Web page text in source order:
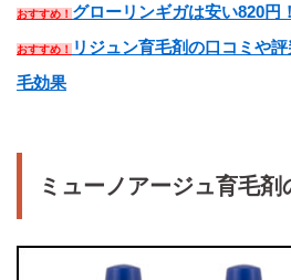
おすすめ！ グローリンギガは安い820円
おすすめ！
リジュン育毛剤の口コミや
毛効果
ミューノアージュ育毛剤